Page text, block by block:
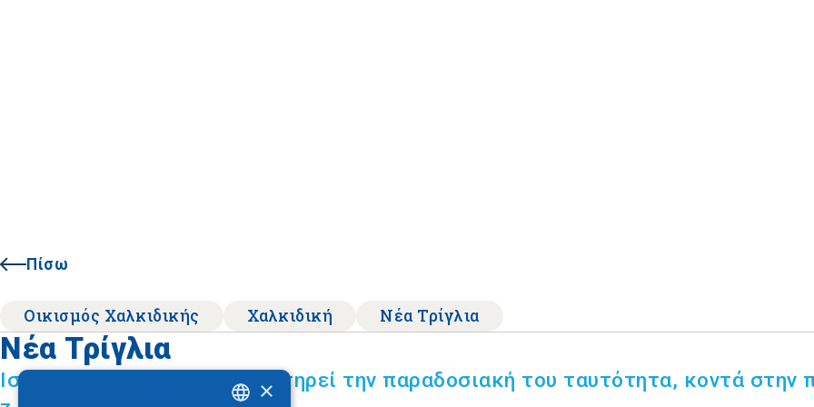
Πίσω
Οικισμός Χαλκιδικής Χαλκιδική Νέα Τρίγλια
Νέα Τρίγλια
Ιστορικός οικισμός που διατηρεί την παραδοσιακή του ταυτότητα, κοντά στην
×